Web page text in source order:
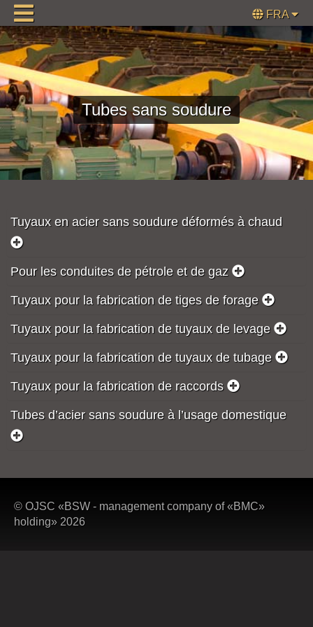
FRA
Tubes sans soudure
Tuyaux en acier sans soudure déformés à chaud
Pour les conduites de pétrole et de gaz
Tuyaux pour la fabrication de tiges de forage
Tuyaux pour la fabrication de tuyaux de levage
Tuyaux pour la fabrication de tuyaux de tubage
Tuyaux pour la fabrication de raccords
Tubes d’acier sans soudure à l’usage domestique
© OJSC «BSW - management company of «BMC»
holding» 2026